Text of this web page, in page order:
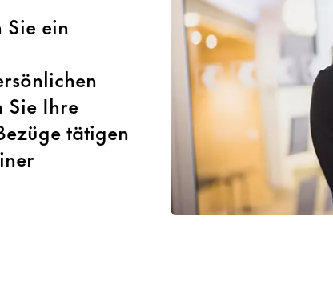
ein
Sie Ihre
tätigen